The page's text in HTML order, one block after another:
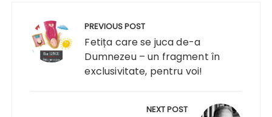
articole
PREVIOUS POST
Fetița care se juca de-a
Dumnezeu – un fragment în
exclusivitate, pentru voi!
NEXT POST